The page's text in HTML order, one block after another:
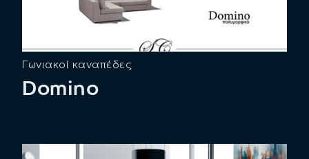
Γωνιακοί καναπέδες
Domino